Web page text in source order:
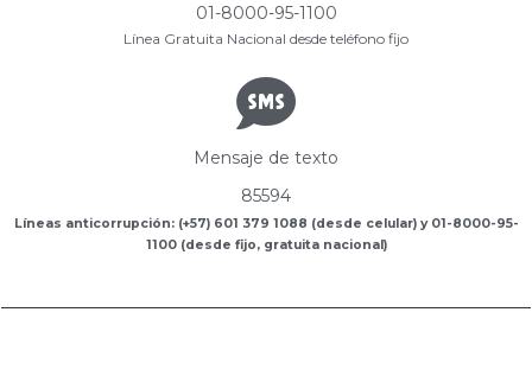
01-8000-95-1100
Línea Gratuita Nacional desde teléfono fijo
Mensaje de texto
85594
Líneas anticorrupción: (+57) 601 379 1088 (desde celular) y 01-8000-95-
1100 (desde fijo, gratuita nacional)